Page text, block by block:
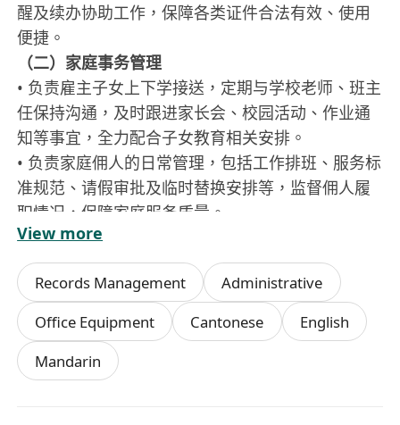
醒及续办协助工作，保障各类证件合法有效、使用
便捷。
（二）家庭事务管理
• 负责雇主子女上下学接送，定期与学校老师、班主
任保持沟通，及时跟进家长会、校园活动、作业通
知等事宜，全力配合子女教育相关安排。
• 负责家庭佣人的日常管理，包括工作排班、服务标
准规范、请假审批及临时替换安排等，监督佣人履
职情况，保障家庭服务质量。
• 监督日常家务执行情况，统筹家庭物资库存管理及
日常采购工作，合理规划采购品类与数量，确保家
庭生活有序运转。
二、任职要求
• 学历与经验：本科及以上学历，具备3年及以上行
政秘书、私人助理或家庭管家相关工作经验，有服
务企业主个人的工作经历者优先考虑。
View more
Records Management
Administrative
Office Equipment
Cantonese
English
Mandarin